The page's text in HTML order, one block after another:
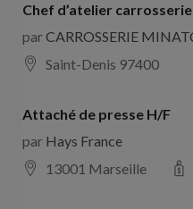
Chef d’atelier
parCARROSSERIE
Saint-Denis 97400
Attaché de presse H/F
par Hays France
13001 Marseille